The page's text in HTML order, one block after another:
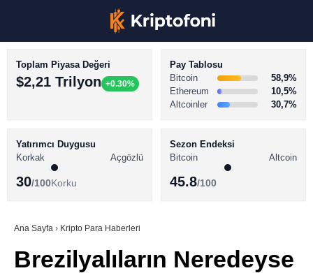
Youtube
BİTCOİN HABERLERİ
ALTCOİN HABERLERİ
SÖZLÜK
Toplam Piyasa Değeri
$2,21 Trilyon +0.30%
Pay Tablosu
Bitcoin
58,9%
Ethereum
10,5%
Altcoinler
30,7%
Yatırımcı Duygusu
Korkak
Açgözlü
30/100Korku
Sezon Endeksi
Bitcoin
Altcoin
45.8/100
Ana Sayfa › Kripto Para Haberleri
Brezilyalıların Neredeyse